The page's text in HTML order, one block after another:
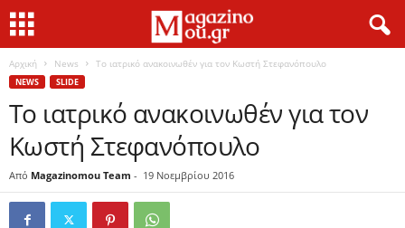
Αρχική News Το ιατρικό ανακοινωθέν για τον Κωστή Στεφανόπουλο
NEWS SLIDE
Το ιατρικό ανακοινωθέν για τον
Κωστή Στεφανόπουλο
Από Magazinomou Team - 19 Νοεμβρίου 2016